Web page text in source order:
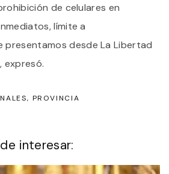
de celulares en
límite a
presentamos desde La Libertad
expresó.
PROVINCIA
interesar: